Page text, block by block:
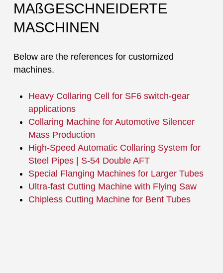
MAßGESCHNEIDERTE
MASCHINEN
Below are the references for customized
machines.
Heavy Collaring Cell for SF6 switch-gear
applications
Collaring Machine for Automotive Silencer
Mass Production
High-Speed Automatic Collaring System for
Steel Pipes | S-54 Double AFT
Special Flanging Machines for Larger Tubes
Ultra-fast Cutting Machine with Flying Saw
Chipless Cutting Machine for Bent Tubes